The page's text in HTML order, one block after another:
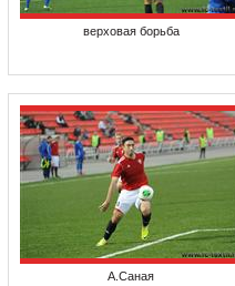
верховая борьба
А.Саная